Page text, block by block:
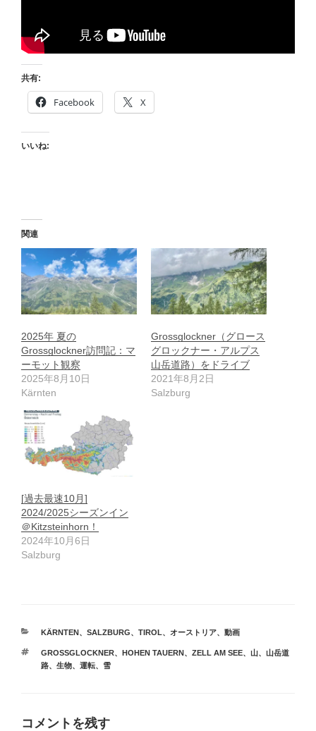
共有:
Facebook X
いいね:
関連
2025年 夏の
Grossglockner訪問記：マ
ーモット観察
2025年8月10日
Kärnten
Grossglockner（グロース
グロックナー・アルプス
山岳道路）をドライブ
2021年8月2日
Salzburg
[過去最速10月]
2024/2025シーズンイン
＠Kitzsteinhorn！
2024年10月6日
Salzburg
カ
ゴ
リ
KÄRNTEN、 SALZBURG、 TIROL、 オーストリア、 動画
タ
グ
GROSSGLOCKNER、 HOHEN TAUERN、 ZELL AM SEE、 山、 山岳道
路、 生物、 運転、 雪
コメントを残す